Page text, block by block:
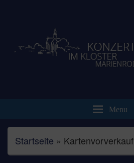
Brennecke- Menu
Startseite » Kartenvorverkauf